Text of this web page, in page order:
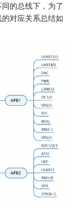
的总线下，为了
对应关系总结如